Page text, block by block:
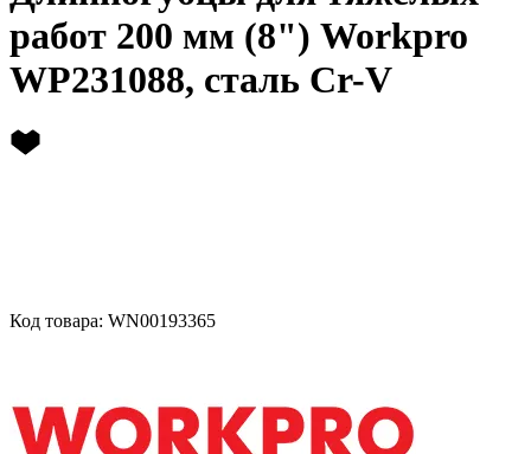
работ 200 мм (8") Workpro
WP231088, сталь Cr-V
Код товара: WN00193365